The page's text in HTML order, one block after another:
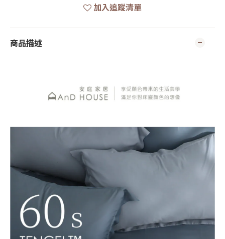
加入追蹤清單
商品描述